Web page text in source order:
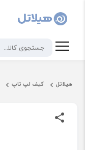
هیلاتل کیف لپ تاپ